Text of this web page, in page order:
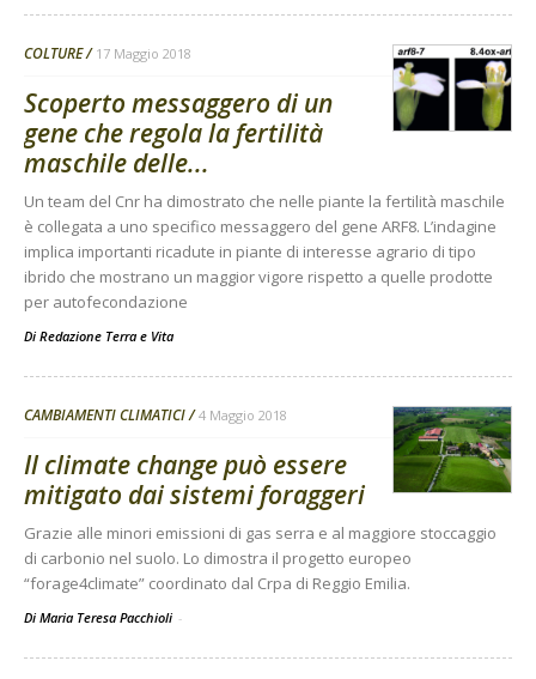
COLTURE 17 Maggio 2018
Scoperto messaggero di un
gene che regola la fertilità
maschile delle...
Un team del Cnr ha dimostrato che nelle piante la fertilità maschile
è collegata a uno specifico messaggero del gene ARF8. L’indagine
implica importanti ricadute in piante di interesse agrario di tipo
ibrido che mostrano un maggior vigore rispetto a quelle prodotte
per autofecondazione
Di Redazione Terra e Vita
CAMBIAMENTI CLIMATICI 4 Maggio 2018
Il climate change può essere
mitigato dai sistemi foraggeri
Grazie alle minori emissioni di gas serra e al maggiore stoccaggio
di carbonio nel suolo. Lo dimostra il progetto europeo
“forage4climate” coordinato dal Crpa di Reggio Emilia.
Di Maria Teresa Pacchioli -